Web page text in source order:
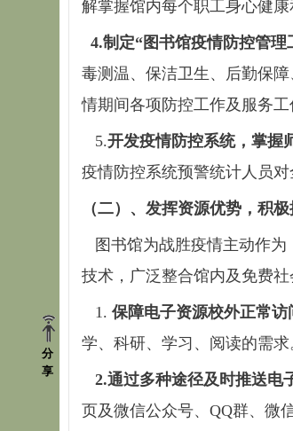
分
享
解掌握馆内每个职工身心健康
4.制定“图书馆疫情防控管理
毒测温、保洁卫生、后勤保
情期间各项防控工作及服务工
5.开发疫情防控系统，掌握
疫情防控系统预警统计人员
（二）、发挥资源优势，积
图书馆为战胜疫情主动作为
技术，广泛整合馆内及免费
1.保障电子资源校外正常访
学、科研、学习、阅读的需求
2.通过多种途径及时推送电
页及微信公众号、QQ群、微